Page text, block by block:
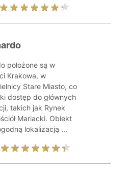
położone są w
Krakowa, w
Stare Miasto, co
dostęp do głównych
takich jak Rynek
Mariacki. Obiekt
lokalizacją ...